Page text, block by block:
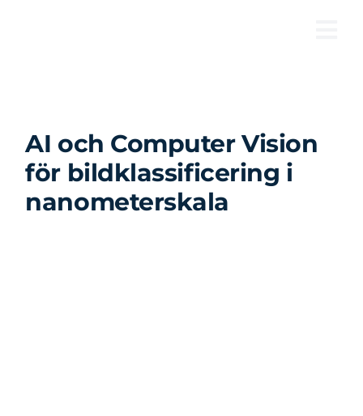
AI och Computer Vision
för bildklassificering i
nanometerskala